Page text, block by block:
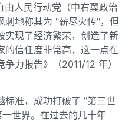
人民行动党（中右翼政治
刺地称其为 "薪尽火传"，但
实现了经济繁荣，创造了新
的信任度非常高，这一点在
力报告》（2011/12 年）
标准，成功打破了 "第三世
世界。在过去的几十年